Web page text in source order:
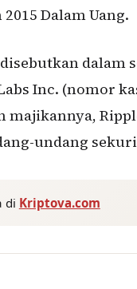
Dalam Uang.
dalam
Inc. (nomor
majikannya,
undang
di Kriptova.com